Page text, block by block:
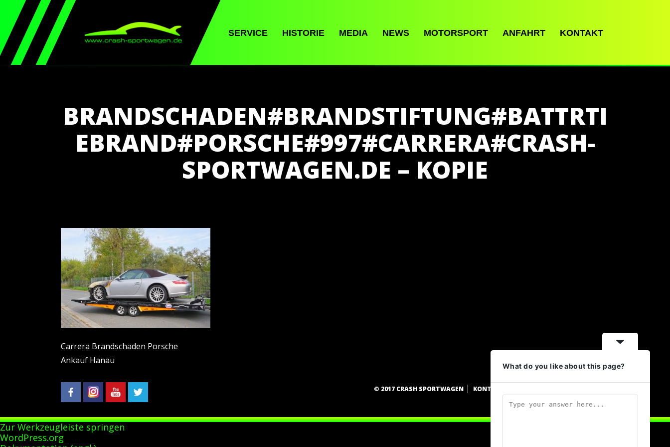
SERVICE HISTORIE MEDIA NEWS MOTORSPORT ANFAHRT KONTAKT
BRANDSCHADEN#BRANDSTIFTUNG#BATTRTI
EBRAND#PORSCHE#997#CARRERA#CRASH-
SPORTWAGEN.DE – KOPIE
Carrera Brandschaden Porsche
Ankauf Hanau
© 2017 CRASH SPORTWAGEN KONTAKT
Zur Werkzeugleiste springen
Über
WordPress.org
What do you like about this page?